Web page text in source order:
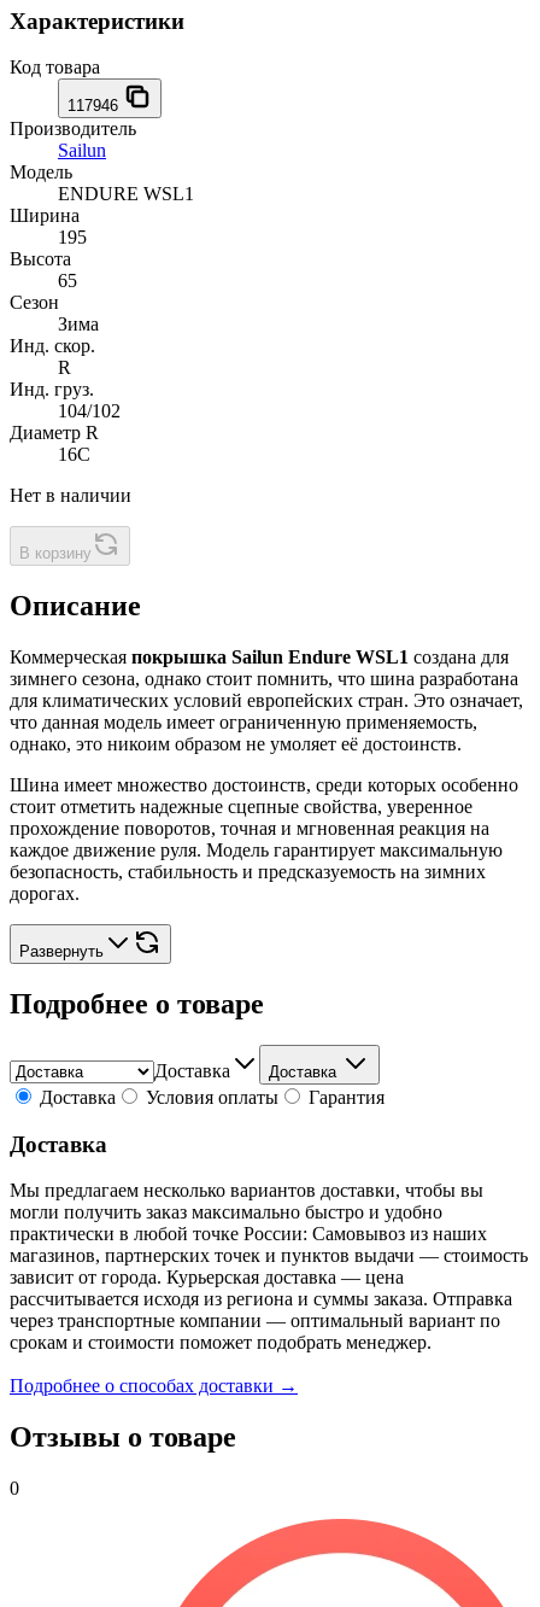
Характеристики
Код товара
117946
Производитель
Sailun
Модель
ENDURE WSL1
Ширина
195
Высота
65
Сезон
Зима
Инд. скор.
R
Инд. груз.
104/102
Диаметр R
16C
Нет в наличии
В корзину
Описание
Коммерческая покрышка Sailun Endure WSL1 создана для
зимнего сезона, однако стоит помнить, что шина разработана
для климатических условий европейских стран. Это означает,
что данная модель имеет ограниченную применяемость,
однако, это никоим образом не умоляет её достоинств.
Шина имеет множество достоинств, среди которых особенно
стоит отметить надежные сцепные свойства, уверенное
прохождение поворотов, точная и мгновенная реакция на
каждое движение руля. Модель гарантирует максимальную
безопасность, стабильность и предсказуемость на зимних
дорогах.
Развернуть
Подробнее о товаре
Доставка Доставка
Доставка Условия оплаты Гарантия
Доставка
Мы предлагаем несколько вариантов доставки, чтобы вы
могли получить заказ максимально быстро и удобно
практически в любой точке России: Самовывоз из наших
магазинов, партнерских точек и пунктов выдачи — стоимость
зависит от города. Курьерская доставка — цена
рассчитывается исходя из региона и суммы заказа. Отправка
через транспортные компании — оптимальный вариант по
срокам и стоимости поможет подобрать менеджер.
Подробнее о способах доставки →
Отзывы о товаре
0